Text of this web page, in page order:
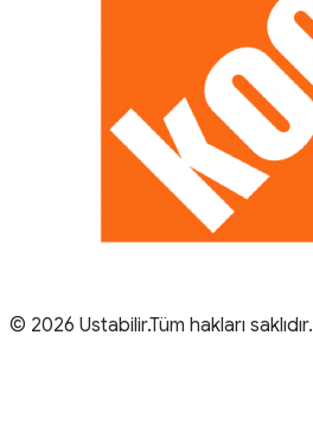
© 2026 Ustabilir.Tüm hakları saklıdır.